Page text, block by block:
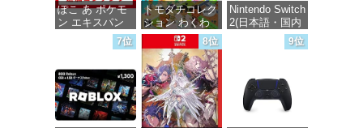
ぽこ あ ポケモ
ン エキスパン
ションパス|オン
ラインコード版
価格：¥4,400
トモダチコレク
ション わくわ
く生活 -Switch
価格：¥6,145
Nintendo Switch
2(日本語・国内
7位 8位 9位